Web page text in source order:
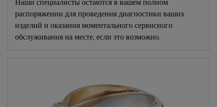
Наши специалисты остаются в вашем полном
распоряжении для проведения диагностики ваших
изделий и оказания моментального сервисного
обслуживания на месте, если это возможно.